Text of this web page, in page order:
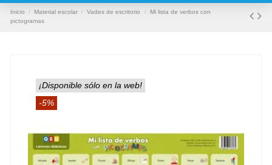
Inicio Material escolar Vades de escritorio
Mi lista de verbos con
pictogramas
¡Disponible sólo en la web!
-5%